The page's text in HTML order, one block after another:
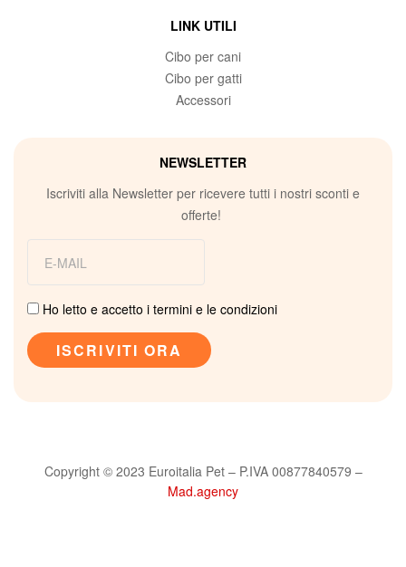
LINK UTILI
Cibo per cani
Cibo per gatti
Accessori
NEWSLETTER
Iscriviti alla Newsletter per ricevere tutti i nostri sconti e
offerte!
Ho letto e accetto i termini e le condizioni
Copyright © 2023 Euroitalia Pet – P.IVA 00877840579 –
Mad.agency